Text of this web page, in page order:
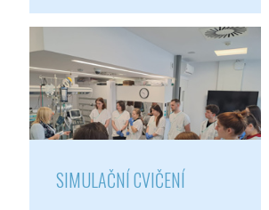
SIMULAČNÍ CVIČENÍ